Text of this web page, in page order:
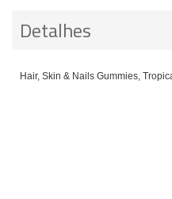
Detalhes
Hair, Skin & Nails Gummies,